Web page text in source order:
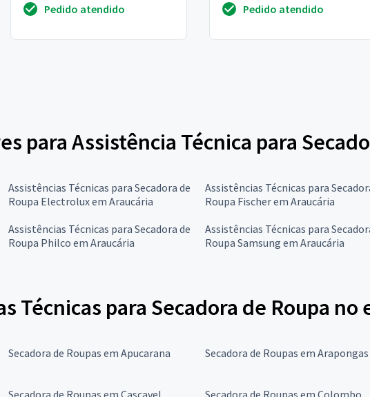
Pedido atendido
consertado, mas minha f...
Pedido atendido
para Assistência Técnica para
Assistências Técnicas para Secadora de
Roupa Electrolux em Araucária
Assistências Técnicas para
Roupa Fischer em Araucária
Assistências Técnicas para Secadora de
Roupa Philco em Araucária
Assistências Técnicas para
Roupa Samsung em Araucária
Técnicas para Secadora de Roupa no
Secadora de Roupas em Apucarana Secadora de Roupas em Arapongas
Secadora de Roupas em Cascavel Secadora de Roupas em Colombo